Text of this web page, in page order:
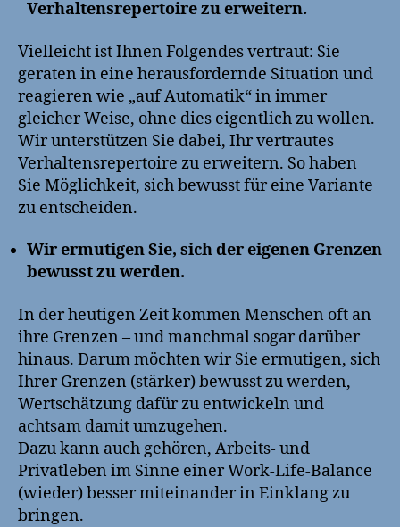
Verhaltensrepertoire zu erweitern.
Vielleicht ist Ihnen Folgendes vertraut: Sie
geraten in eine herausfordernde Situation und
reagieren wie „auf Automatik“ in immer
gleicher Weise, ohne dies eigentlich zu wollen.
Wir unterstützen Sie dabei, Ihr vertrautes
Verhaltensrepertoire zu erweitern. So haben
Sie Möglichkeit, sich bewusst für eine Variante
zu entscheiden.
Wir ermutigen Sie, sich der eigenen Grenzen
bewusst zu werden.
In der heutigen Zeit kommen Menschen oft an
ihre Grenzen – und manchmal sogar darüber
hinaus. Darum möchten wir Sie ermutigen, sich
Ihrer Grenzen (stärker) bewusst zu werden,
Wertschätzung dafür zu entwickeln und
achtsam damit umzugehen.
Dazu kann auch gehören, Arbeits- und
Privatleben im Sinne einer Work-Life-Balance
(wieder) besser miteinander in Einklang zu
bringen.